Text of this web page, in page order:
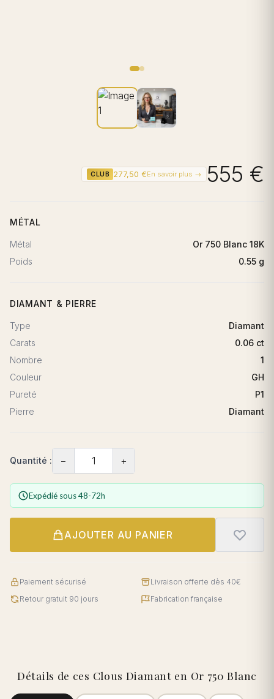
CLUB 277,50 €En savoir plus → 555 €
MÉTAL
Métal
Or 750 Blanc 18K
Poids
0.55 g
DIAMANT & PIERRE
Type
Diamant
Carats
0.06 ct
Nombre
1
Couleur
GH
Pureté
P1
Pierre
Diamant
Quantité : − +
Expédié sous 48-72h
AJOUTER AU PANIER
Paiement sécurisé
Livraison offerte dès 40€
Retour gratuit 90 jours
Fabrication française
Détails de ces Clous Diamant en Or 750 Blanc